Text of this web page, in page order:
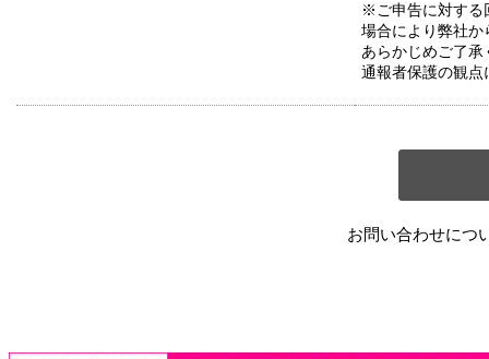
※ご申告に対する
場合により弊社か
あらかじめご了承
通報者保護の観点
お問い合わせにつ